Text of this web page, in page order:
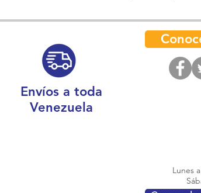
Envíos a toda
Venezuela
Lunes